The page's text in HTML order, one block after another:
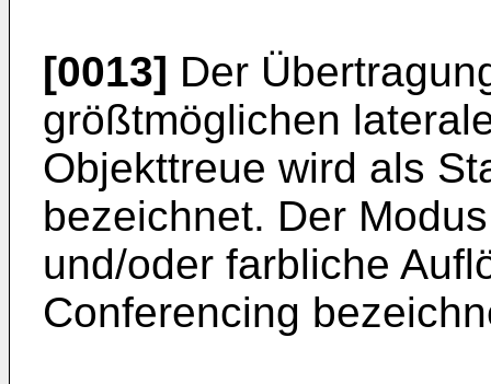
[0013] Der
größtmöglichen
Objekttreue wird als
bezeichnet. Der
und/oder farbliche
Conferencing